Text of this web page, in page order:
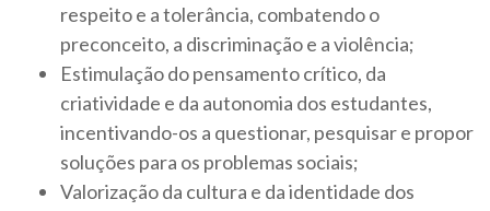
respeito e a tolerância, combatendo o
preconceito, a discriminação e a violência;
Estimulação do pensamento crítico, da
criatividade e da autonomia dos estudantes,
incentivando-os a questionar, pesquisar e propor
soluções para os problemas sociais;
Valorização da cultura e da identidade dos